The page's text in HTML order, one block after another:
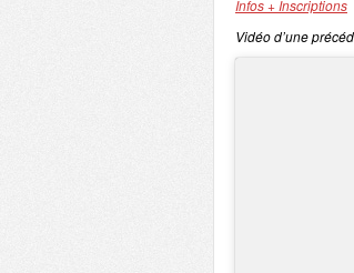
Infos + Inscriptions
Vidéo d’une